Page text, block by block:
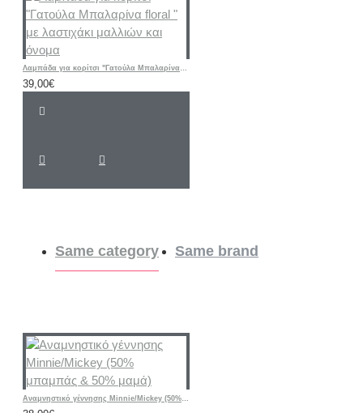
Λαμπάδα για κορίτσι "Γατούλα Μπαλαρίνα floral " με λαστιχάκι μαλλιών και όνομα
39,00€
Same category Same brand
Αναμνηστικό γέννησης Minnie/Mickey (50% μπαμπάς & 50% μαμά)